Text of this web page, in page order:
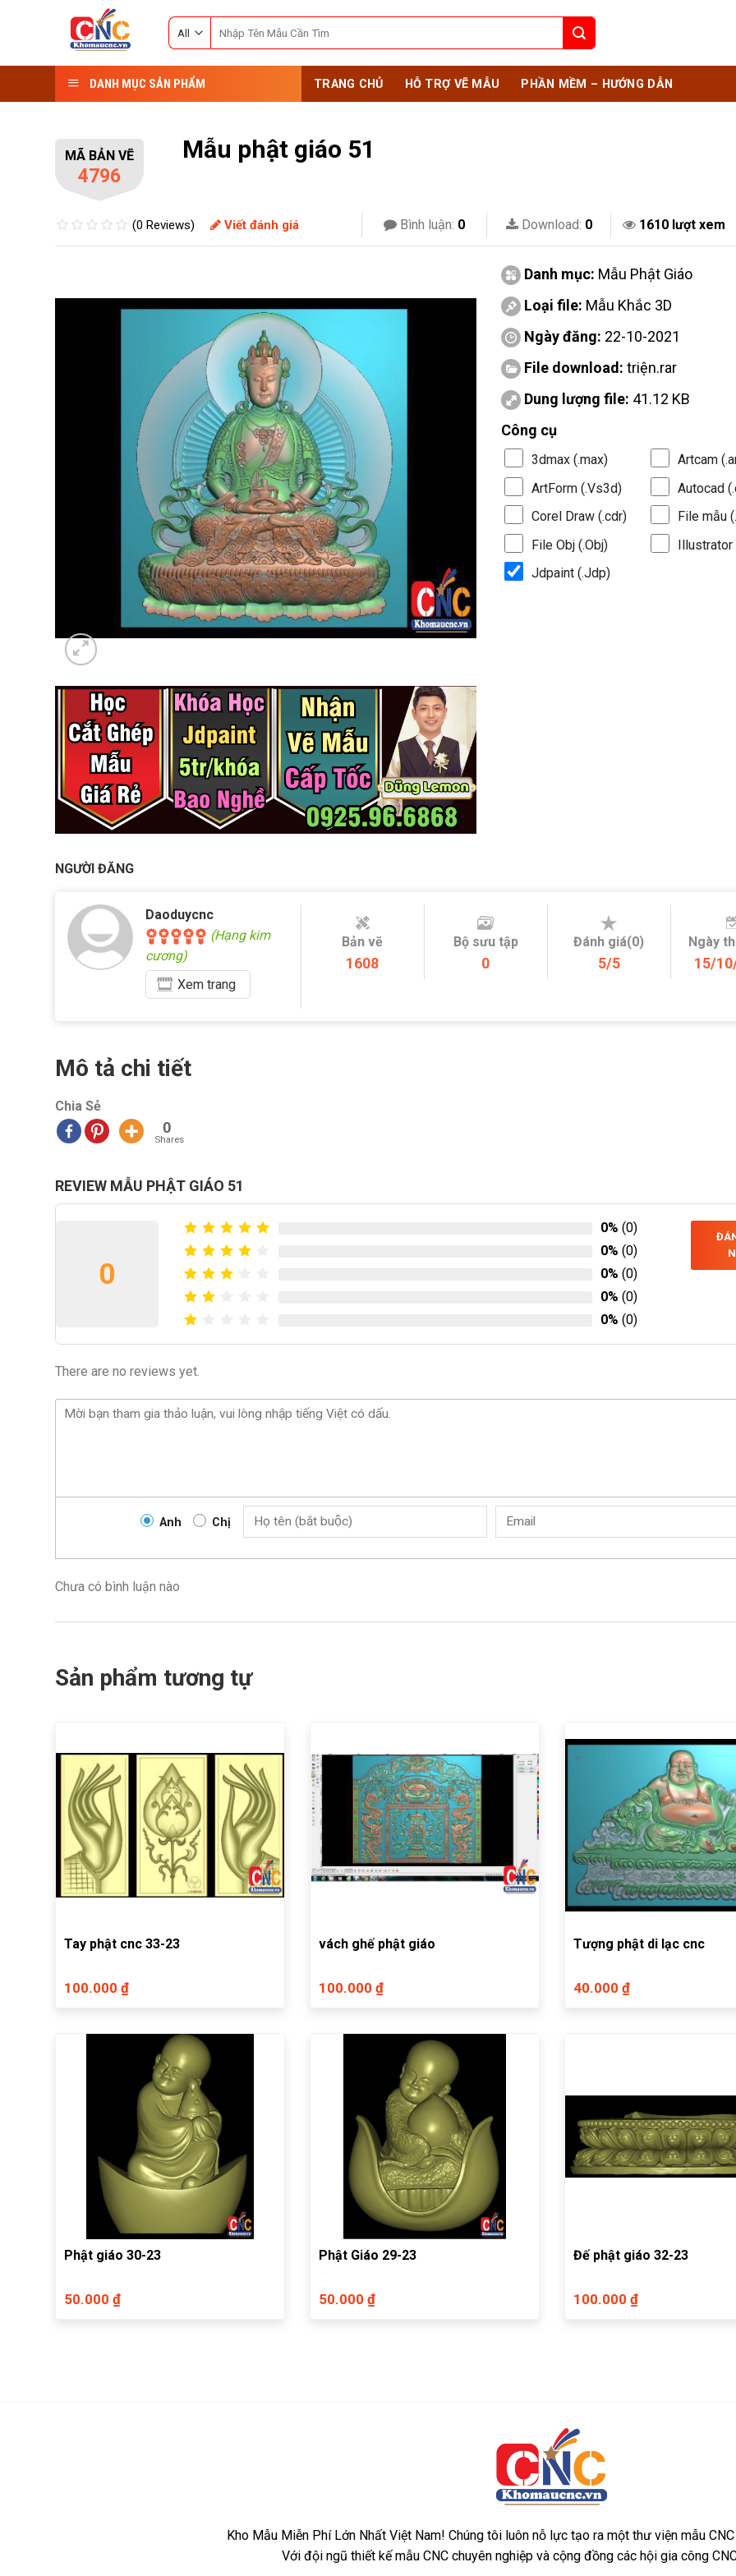
for:
DANH MỤC SẢN PHẨM TRANG CHỦ HỖ TRỢ VẼ MẪU PHẦN MỀM – HƯỚNG DẪN
MÃ BẢN VẼ
4796
Mẫu phật giáo 51
(0 Reviews) Viết đánh giá Bình luận: 0 Download: 0 1610 lượt xem
Danh mục: Mẫu Phật Giáo
Loại file: Mẫu Khắc 3D
Ngày đăng: 22-10-2021
File download: triện.rar
Dung lượng file: 41.12 KB
Công cụ
3dmax (.max)
Artcam
ArtForm (.Vs3d)
Autocad
Corel Draw (.cdr)
File mẫu
File Obj (.Obj)
Illustrator
Jdpaint (.Jdp)
NGƯỜI ĐĂNG
Daoduycnc
(Hạng kim
cương)
Xem trang
Bản vẽ
1608
Bộ sưu tập
0
Đánh giá(0)
5/5
Ngày
15/
Mô tả chi tiết
Chia Sẻ
0
Shares
REVIEW MẪU PHẬT GIÁO 51
0
0% (0)
0% (0)
0% (0)
0% (0)
0% (0)
There are no reviews yet.
Anh Chị
Chưa có bình luận nào
Sản phẩm tương tự
Tay phật cnc 33-23
100.000 ₫
vách ghế phật giáo
100.000 ₫
Tượng phật di lạc cnc
40.000 ₫
Phật giáo 30-23
50.000 ₫
Phật Giáo 29-23
50.000 ₫
Đế phật giáo 32-23
100.000 ₫
Kho Mẫu Miễn Phí Lớn Nhất Việt Nam! Chúng tôi luôn nỗ lực tạo ra một thư viện mẫu
Với đội ngũ thiết kế mẫu CNC chuyên nghiệp và cộng đồng các hội gia công